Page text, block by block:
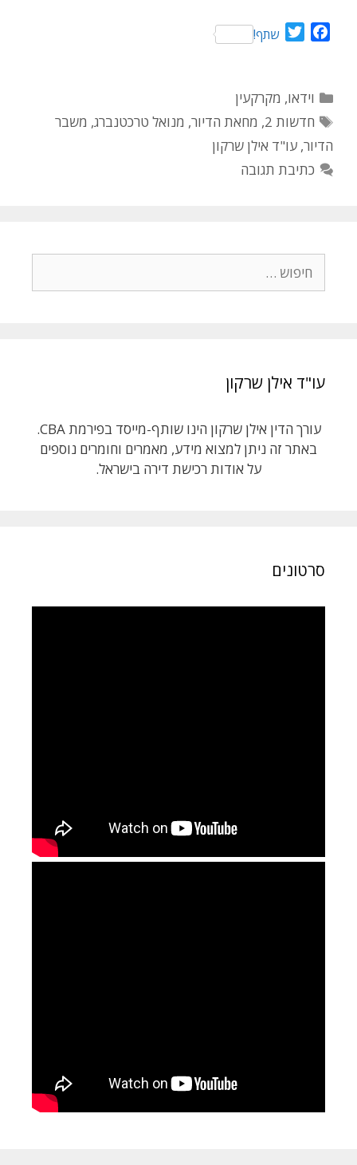
b
o
o
k
T
t
e
r
שתף!
קטגוריות
וידאו, מקרקעין
תגיות
חדשות 2 , מחאת הדיור, מנואל טרכטנברג, משבר
הדיור, עו"ד אילן שרקון
כתיבת תגובה
עו"ד אילן שרקון
עורך הדין אילן שרקון הינו שותף-מייסד בפירמת CBA.
באתר זה ניתן למצוא מידע, מאמרים וחומרים נוספים
על אודות רכישת דירה בישראל.
סרטונים